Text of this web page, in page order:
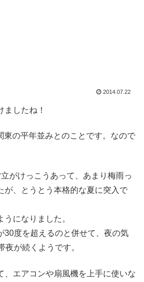
2014.07.22
ましたね！
東の平年並みとのことです。なので
がけっこうあって、あまり梅雨っ
が、とうとう本格的な夏に突入で
になりました。
30度を超えるのと併せて、夜の気
夜が続くようです。
、エアコンや扇風機を上手に使いな